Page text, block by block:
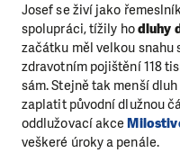
Josef se živí jako
spolupráci, tížily hodluhy
začátku měl velkou snahu
zdravotním pojištění 118
sám. Stejně tak menší
zaplatit původní dlužnou
oddlužovací akce
veškeré úroky a penále.